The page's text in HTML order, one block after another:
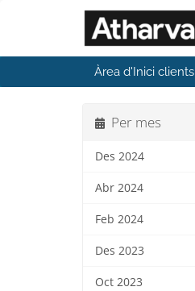
Àrea d'Inici clients
Per mes
Des 2024
Abr 2024
Feb 2024
Des 2023
Oct 2023